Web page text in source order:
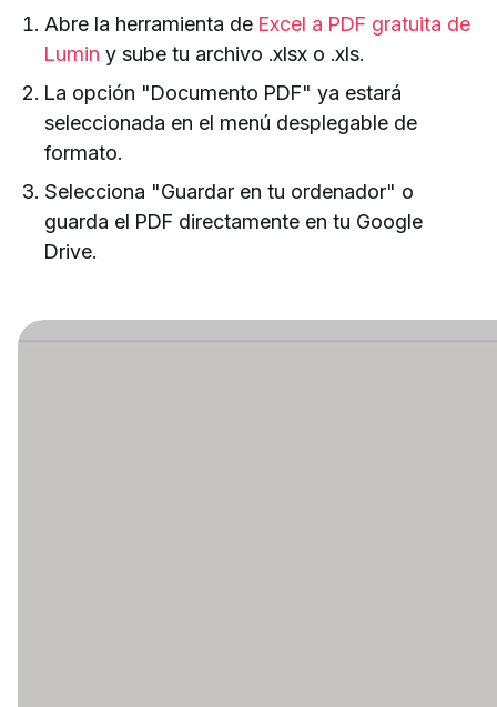
Abre la herramienta de Excel a PDF gratuita de
Lumin y sube tu archivo .xlsx o .xls.
La opción "Documento PDF" ya estará
seleccionada en el menú desplegable de
formato.
Selecciona "Guardar en tu ordenador" o
guarda el PDF directamente en tu Google
Drive.